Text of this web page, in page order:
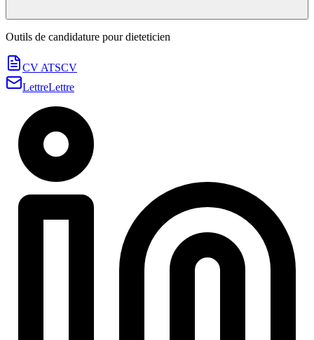
Outils de candidature pourdieteticien
CV ATSCV
LettreLettre